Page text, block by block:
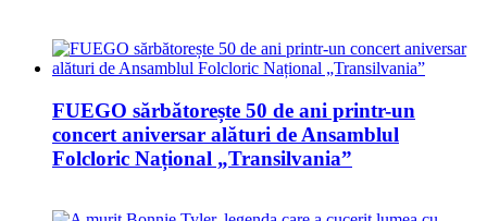
FUEGO sărbătorește 50 de ani printr-un
concert aniversar alături de Ansamblul
Folcloric Național „Transilvania”